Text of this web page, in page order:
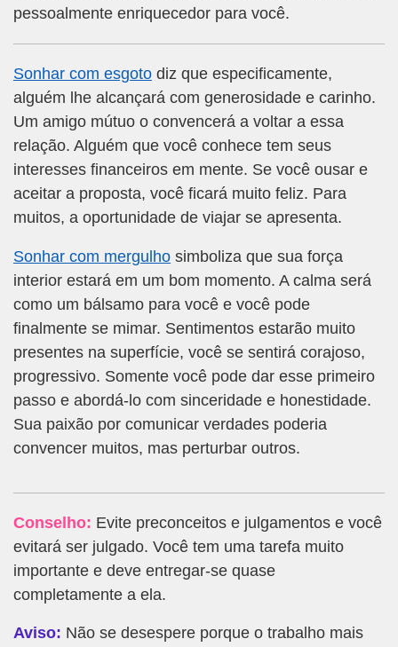
pessoalmente enriquecedor para você.
Sonhar com esgoto diz que especificamente,
alguém lhe alcançará com generosidade e carinho.
Um amigo mútuo o convencerá a voltar a essa
relação. Alguém que você conhece tem seus
interesses financeiros em mente. Se você ousar e
aceitar a proposta, você ficará muito feliz. Para
muitos, a oportunidade de viajar se apresenta.
Sonhar com mergulho simboliza que sua força
interior estará em um bom momento. A calma será
como um bálsamo para você e você pode
finalmente se mimar. Sentimentos estarão muito
presentes na superfície, você se sentirá corajoso,
progressivo. Somente você pode dar esse primeiro
passo e abordá-lo com sinceridade e honestidade.
Sua paixão por comunicar verdades poderia
convencer muitos, mas perturbar outros.
Conselho: Evite preconceitos e julgamentos e você
evitará ser julgado. Você tem uma tarefa muito
importante e deve entregar-se quase
completamente a ela.
Aviso: Não se desespere porque o trabalho mais